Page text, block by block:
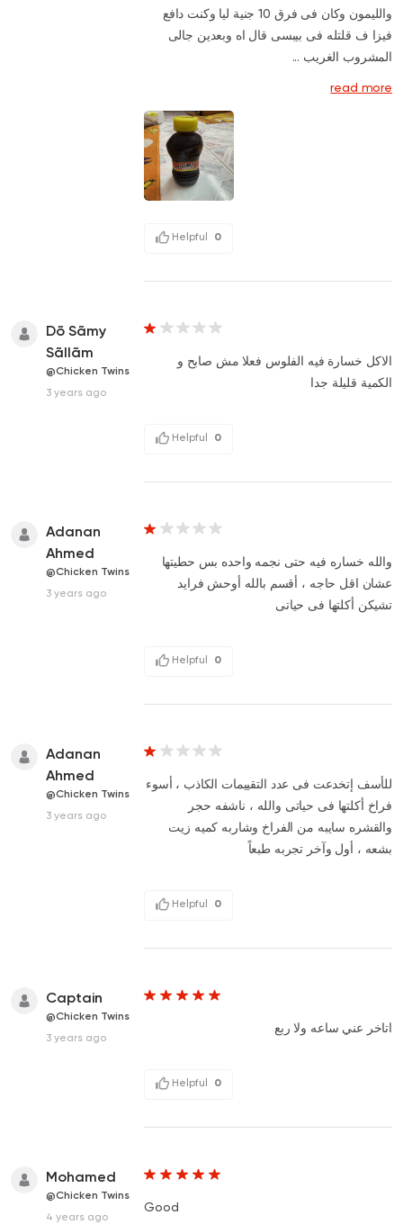
والليمون وكان فى فرق 10 جنية ليا وكنت دافع
فيزا ف قلتله فى بيبسى قال اه وبعدين جالى
المشروب الغريب ...
read more
Helpful 0
Dõ Sãmy
Sãllãm
@Chicken Twins
3 years ago
الاكل خسارة فيه الفلوس فعلا مش صابح و
الكمية قليلة جدا
Helpful 0
Adanan
Ahmed
@Chicken Twins
3 years ago
والله خساره فيه حتى نجمه واحده بس حطيتها
عشان اقل حاجه ، أقسم بالله أوحش فرايد
تشيكن أكلتها فى حياتى
Helpful 0
Adanan
Ahmed
@Chicken Twins
3 years ago
للأسف إتخدعت فى عدد التقييمات الكاذب ، أسوء
فراخ أكلتها فى حياتى والله ، ناشفه حجر
والقشره سايبه من الفراخ وشاربه كميه زيت
بشعه ، أول وآخر تجربه طبعاً
Helpful 0
Captain
@Chicken Twins
3 years ago
اتاخر عني ساعه ولا ربع
Helpful 0
Mohamed
@Chicken Twins
4 years ago
Good